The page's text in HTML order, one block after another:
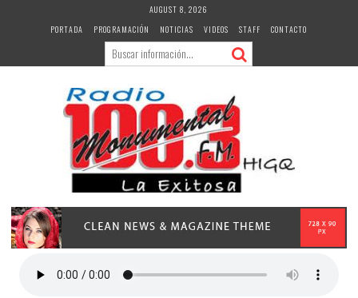
AUGUST 8, 2026
PORTADA
PROGRAMACIÓN NOTICIAS VIDEOS STAFF CONTACTO